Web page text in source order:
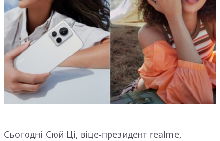
Сьогодні Сюй Ці, віце-президент realme,